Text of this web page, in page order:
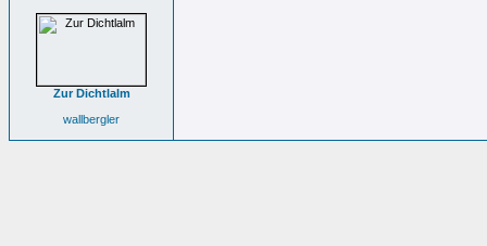
Zur Dichtlalm
wallbergler